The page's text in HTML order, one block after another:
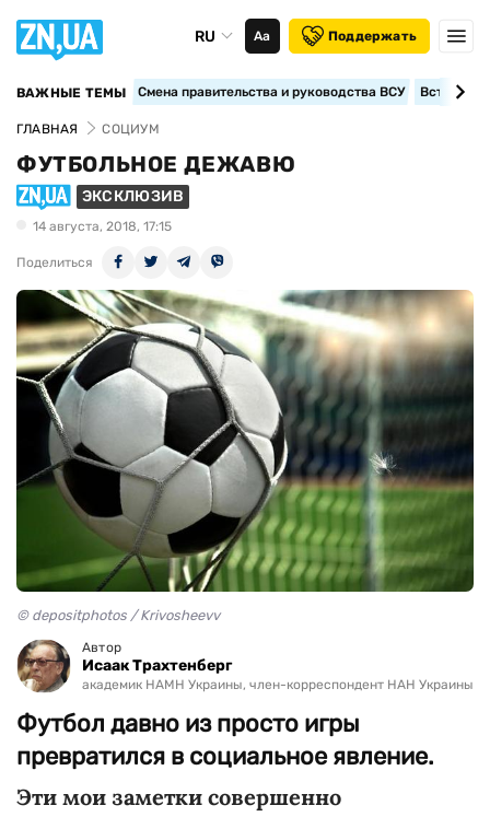
RU Аа Поддержать
ВАЖНЫЕ ТЕМЫ Смена правительства и руководства ВСУ
ГЛАВНАЯ СОЦИУМ
ФУТБОЛЬНОЕ ДЕЖАВЮ
ЭКСКЛЮЗИВ
14 августа, 2018, 17:15
Поделиться
© depositphotos / Krivosheevv
Автор
Исаак Трахтенберг
академик НАМН Украины, член-корреспондент НАН Украины
Футбол давно из просто игры
превратился в социальное явление.
Эти мои заметки совершенно